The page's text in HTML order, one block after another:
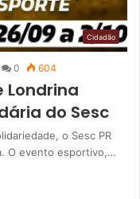
Cidadão
0 604
Londrina
do Sesc
o Sesc PR
O evento esportivo,…